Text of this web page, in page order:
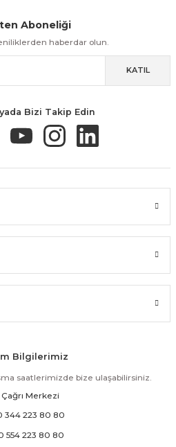
Güvenli Alışveriş
İle Alışveriş Kolay İade & Değişim
Aboneliği
haberdar olun.
KATIL
Bizi Takip Edin
Bilgilerimiz
saatlerimizde bize ulaşabilirsiniz.
Çağrı Merkezi
344 223 80 80
554 223 80 80